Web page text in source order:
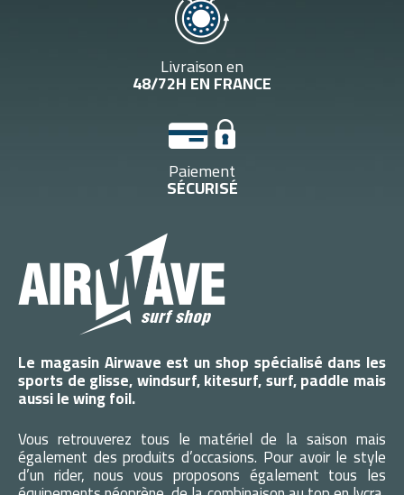
Livraison en
48/72H EN FRANCE
Paiement
SÉCURISÉ
Le magasin Airwave est un shop spécialisé dans les
sports de glisse, windsurf, kitesurf, surf, paddle mais
aussi le wing foil.
Vous retrouverez tous le matériel de la saison mais
également des produits d’occasions. Pour avoir le style
d’un rider, nous vous proposons également tous les